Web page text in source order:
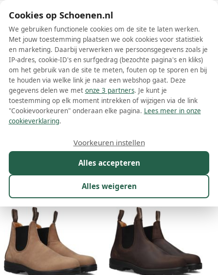
Schoenen.nl
Wis filters Alle filters
Blundstone dames chelsea boots
Meer lezen
Kleur Prijs
78 resultaten:
Cookies op Schoenen.nl
We gebruiken functionele cookies om de site te laten werken.
Met jouw toestemming plaatsen we ook cookies voor statistiek
en marketing. Daarbij verwerken we persoonsgegevens zoals je
IP-adres, cookie-ID's en surfgedrag (bezochte pagina's en kliks)
om het gebruik van de site te meten, fouten op te sporen en bij
te houden via welke link je naar een webshop gaat. Deze
gegevens delen we met onze 3 partners. Je kunt je
toestemming op elk moment intrekken of wijzigen via de link
"Cookievoorkeuren" onderaan elke pagina. Lees meer in onze
cookieverklaring.
Alles accepteren
Alles weigeren
Voorkeuren instellen